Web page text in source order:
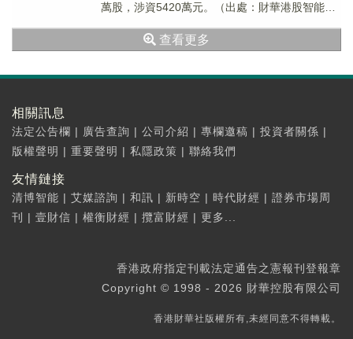
萬股，涉資5420萬元。（出處：財華港股智能寫
查看更多
相關訊息
法定公告欄 | 廣告查詢 | 公司介紹 | 專欄邀稿 | 投資者關係 |
版權聲明 | 重要聲明 | 私隱政策 | 聯絡我們
友情鏈接
清博智能 | 艾媒諮詢 | 和訊 | 新時空 | 時代財經 | 證券市場周
刊
| 壹財信 | 權衡財經 | 攬富財經 | 更多...
香港政府指定刊載法定通告之憲報刊登報章
Copyright © 1998 - 2026 財華控股有限公司
香港財華社版權所有,未經同意不得轉載。